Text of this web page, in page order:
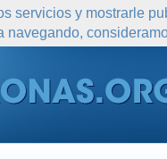
servicios y mostrarle
navegando,